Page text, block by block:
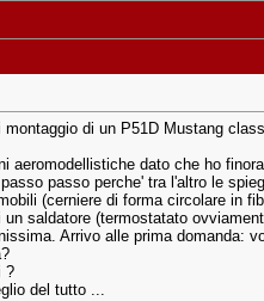
di un P51D Mustang
aeromodellistiche dato che ho
passo perche' tra l'altro le
(cerniere di forma circolare in
saldatore (termostatato
Arrivo alle prima domanda:
?
del tutto ...